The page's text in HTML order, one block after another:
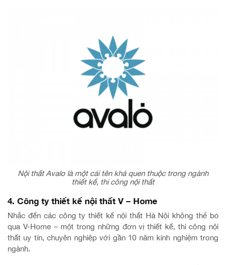
Nội thất Avalo là một cái tên khá quen thuộc trong ngành
thiết kế, thi công nội thất
4. Công ty thiết kế nội thất V – Home
Nhắc đến các công ty thiết kế nội thất Hà Nội không thể bỏ
qua V-Home – một trong những đơn vị thiết kế, thi công nội
thất uy tín, chuyên nghiệp với gần 10 năm kinh nghiệm trong
ngành.